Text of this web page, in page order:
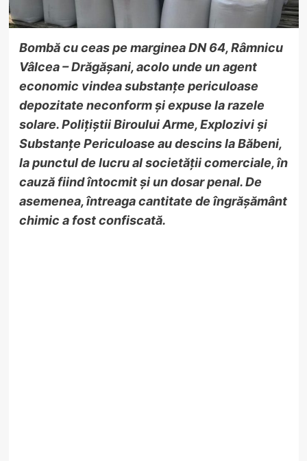
Bombă cu ceas pe marginea DN 64, Râmnicu
Vâlcea – Drăgășani, acolo unde un agent
economic vindea substanțe periculoase
depozitate neconform și expuse la razele
solare. Polițiștii Biroului Arme, Explozivi și
Substanțe Periculoase au descins la Băbeni,
la punctul de lucru al societății comerciale, în
cauză fiind întocmit și un dosar penal. De
asemenea, întreaga cantitate de îngrășământ
chimic a fost confiscată.